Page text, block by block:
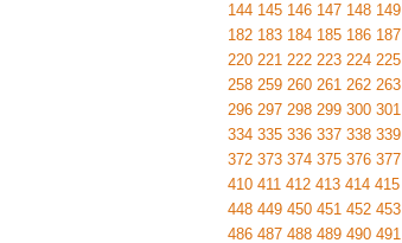
144 145 146 147 148 149
182 183 184 185 186 187
220 221 222 223 224 225
258 259 260 261 262 263
296 297 298 299 300 301
334 335 336 337 338 339
372 373 374 375 376 377
410 411 412 413 414 415
448 449 450 451 452 453
486 487 488 489 490 491